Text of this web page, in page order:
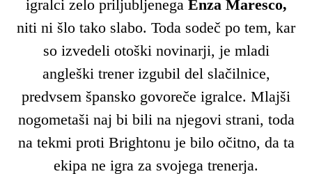
igralci zelo priljubljenega Enza Maresco,
niti ni šlo tako slabo. Toda sodeč po tem, kar
so izvedeli otoški novinarji, je mladi
angleški trener izgubil del slačilnice,
predvsem špansko govoreče igralce. Mlajši
nogometaši naj bi bili na njegovi strani, toda
na tekmi proti Brightonu je bilo očitno, da ta
ekipa ne igra za svojega trenerja.